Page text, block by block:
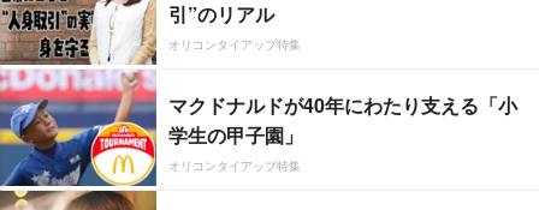
引”のリアル
オリコンタイアップ特集
マクドナルドが40年にわたり支える「小
学生の甲子園」
オリコンタイアップ特集